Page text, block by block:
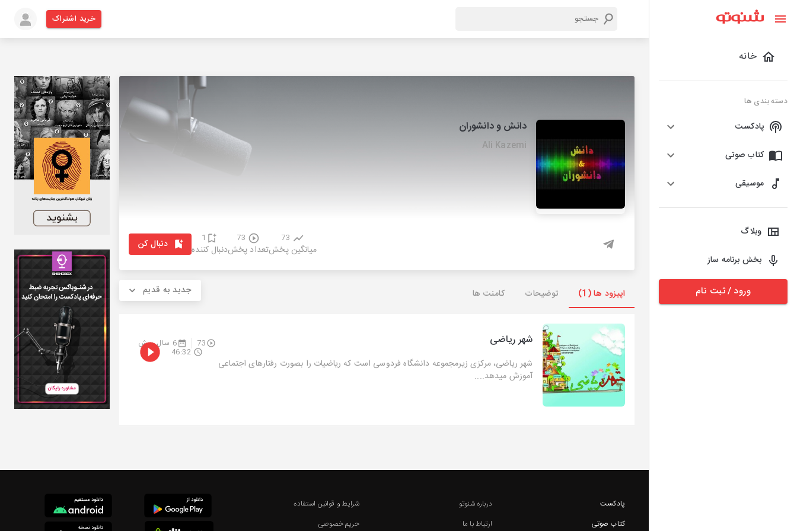
خانه
دسته بندی ها
پادکست
کتاب صوتی
موسیقی
وبلاگ
بخش برنامه ساز
ورود / ثبت نام
خرید اشتراک
دانش و دانشوران
Ali Kazemi
73
میانگین پخش
73
تعداد پخش
1
دنبال کننده دنبال کن
اپیزود ها (1) توضیحات کامنت ها جدید به قدیم
شهر ریاضی 73 6 سال پیش
شهر ریاضی، مرکزی زیرمجموعه دانشگاه فردوسی است که ریاضیات را بصورت رفتارهای اجتماعی
آموزش میدهد....
46:32
پادکست
کتاب صوتی
درباره شنوتو
ارتباط با ما
شرایط و قوانین استفاده
حریم خصوصی